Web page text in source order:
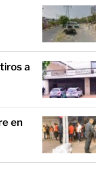
a
en